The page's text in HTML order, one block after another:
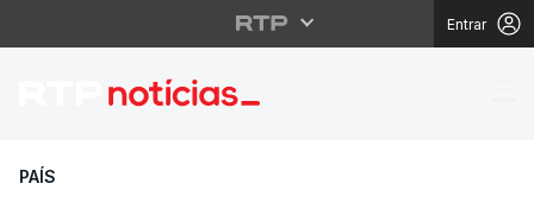
Entrar
Margarida Silva. Um
PAÍS